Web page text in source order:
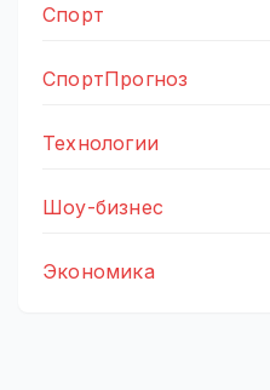
Спорт
СпортПрогноз
Технологии
Шоу-бизнес
Экономика